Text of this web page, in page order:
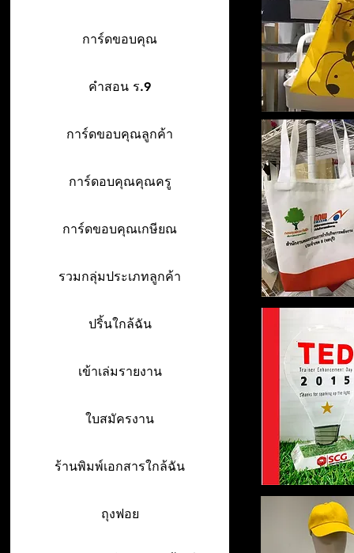
การ์ดขอบคุณ
คำสอน ร.9
การ์ดขอบคุณลูกค้า
การ์ดอบคุณคุณครู
การ์ดขอบคุณเกษียณ
รวมกลุ่มประเภทลูกค้า
ปริ้นใกล้ฉัน
เข้าเล่มรายงาน
ใบสมัครงาน
ร้านพิมพ์เอกสารใกล้ฉัน
ถุงฟอย